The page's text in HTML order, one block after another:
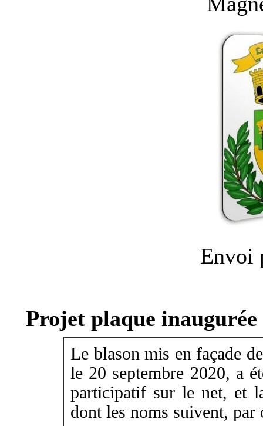
Envoi
Projet plaque
Le blason mis en façade
le 20 septembre 2020, a
participatif sur le net, et
dont les noms suivent, par